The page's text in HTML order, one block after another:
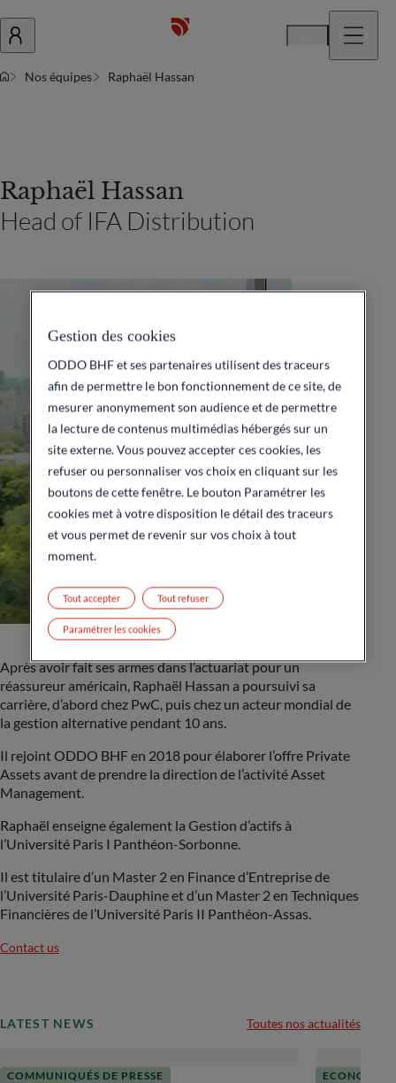
Nos équipes Raphaël Hassan
Raphaël Hassan
Head of IFA Distribution
Après avoir fait ses armes dans l’actuariat pour un
réassureur américain, Raphaël Hassan a poursuivi sa
carrière, d’abord chez PwC, puis chez un acteur mondial de
la gestion alternative pendant 10 ans.
Il rejoint ODDO BHF en 2018 pour élaborer l’offre Private
Assets avant de prendre la direction de l’activité Asset
Management.
Raphaël enseigne également la Gestion d’actifs à
l’Université Paris I Panthéon-Sorbonne.
Il est titulaire d’un Master 2 en Finance d’Entreprise de
l’Université Paris-Dauphine et d’un Master 2 en Techniques
Financières de l’Université Paris II Panthéon-Assas.
Contact us
LATEST NEWS Toutes nos actualités
COMMUNIQUÉS DE PRESSE
ECONOMIE
Gestion des cookies
ODDO BHF et ses partenaires utilisent des traceurs
afin de permettre le bon fonctionnement de ce site, de
mesurer anonymement son audience et de permettre
la lecture de contenus multimédias hébergés sur un
site externe. Vous pouvez accepter ces cookies, les
refuser ou personnaliser vos choix en cliquant sur les
boutons de cette fenêtre. Le bouton Paramétrer les
cookies met à votre disposition le détail des traceurs
et vous permet de revenir sur vos choix à tout
moment.
Tout refuser
Tout accepter
Paramétrer les cookies